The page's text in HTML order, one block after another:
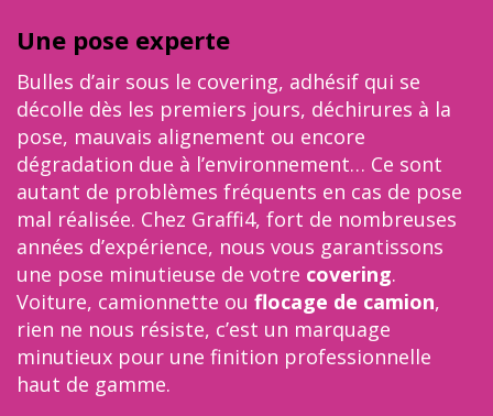
Une pose experte
Bulles d’air sous le covering, adhésif qui se
décolle dès les premiers jours, déchirures à la
pose, mauvais alignement ou encore
dégradation due à l’environnement… Ce sont
autant de problèmes fréquents en cas de pose
mal réalisée. Chez Graffi4, fort de nombreuses
années d’expérience, nous vous garantissons
une pose minutieuse de votre covering.
Voiture, camionnette ou flocage de camion,
rien ne nous résiste, c’est un marquage
minutieux pour une finition professionnelle
haut de gamme.